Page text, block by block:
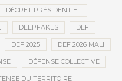
DÉCRET PRÉSIDENTIEL
DEEPFAKES DEF
DEF 2025 DEF 2026 MALI
DÉFENSE COLLECTIVE
DU TERRITOIRE